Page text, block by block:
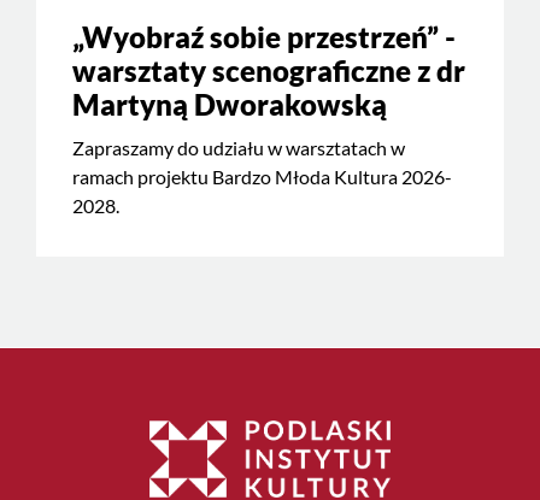
„Wyobraź sobie przestrzeń” -
warsztaty scenograficzne z dr
Martyną Dworakowską
Zapraszamy do udziału w warsztatach w
ramach projektu Bardzo Młoda Kultura 2026-
2028.